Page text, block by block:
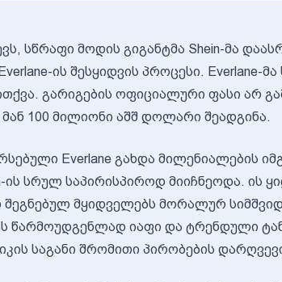
სწრაფი მოდის გიგანტმა Shein-მა
ის შესყიდვის პროცესი. Everlane-
გარიგების ოფიციალური ფასი არ
100 მილიონი აშშ დოლარი შეადგინა.
Everlane გახდა მილენიალების
სრულ საპირისპიროდ მიიჩნეოდა. ის
მყიდველებს მორალურ
წარმოუდგენლად იაფი და ტრენდული
საგანი შრომითი პირობების